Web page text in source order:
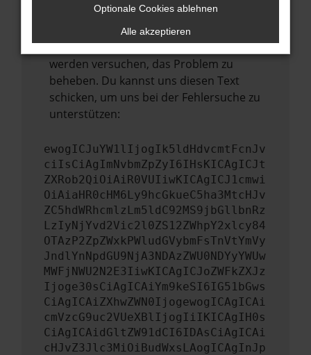
Wende dich an den Webseitenbetreiber.
Wenn du alle oben genannten Schritte
versucht hast, kontaktiere uns bitte. Wir
werden versuchen, das Problem zu
beheben. Du kannst uns diesen Text
schicken, um uns bei der Fehlersuche zu
unterstützen:
ewogICJuYW1lIjogIk5ldHdvcmtFcnJv
ciIsCiAgImNvbmZpZyI6IHsKICAgICJt
ZXRob2QiOiAiR0VUIiwKICAgICJ1cmwi
OiAiaHR0cHM6Ly9hcGkueC5ha3MtcHJv
ZC5hdWRhcmlzLm5ldC92MS9jbGllbnRz
LzIyNjYvd2Vic2l0ZS12ZWhpY2xlcy84
OTAzP2ZpZWxkPWludGVybmFsTnVtYmVy
JndlYnNpdGU9NjA3NDAzZWU0NDYyYWUw
MWFjNWU2N2E3IiwKICAgICJoZWFkZXJz
Ijoge30sCiAgICAiYm9keSI6IG51bGws
CiAgICAiZXhwZWN0IjogewogICAgICAi
cmVzcG9uc2VUeXBlIjogIiIKICAgIH0s
CiAgICAidGltZW91dCI6IDAsCiAgICAi
cHJvZ3Jlc3MiOiBudWxsLAogICAgInJp
Optionale Cookies ablehnen
Alle akzeptieren